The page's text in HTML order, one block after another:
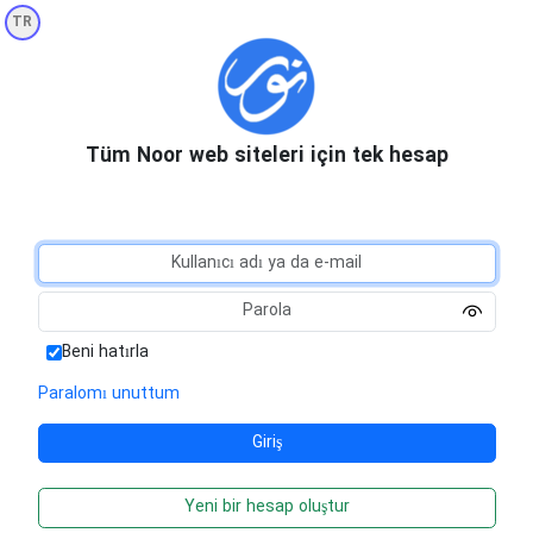
TR
Tüm Noor web siteleri için tek hesap
Beni hatırla
Paralomı unuttum
Yeni bir hesap oluştur